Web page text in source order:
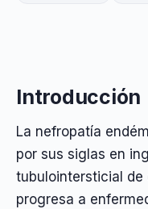
Introducción
La nefropatía
por sus siglas en
tubulointersticial de
progresa a